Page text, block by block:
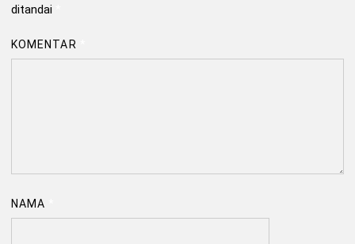
ditandai
KOMENTAR
NAMA